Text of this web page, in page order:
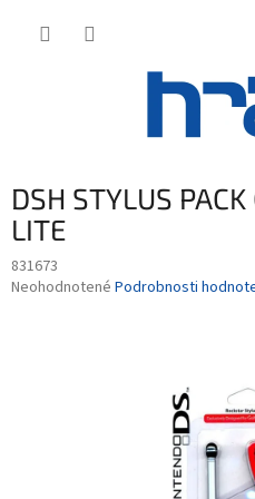
DSH STYLUS
LITE
831673
Priemerné
Neohodnotené Podrobnosti